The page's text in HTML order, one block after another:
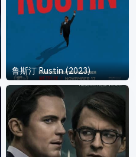
鲁斯汀 Rustin (2023)